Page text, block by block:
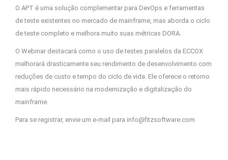
O APT é uma solução complementar para DevOps e ferramentas
de teste existentes no mercado de mainframe, mas aborda o ciclo
de teste completo e melhora muito suas métricas DORA.
O Webinar destacará como o uso de testes paralelos da ECCOX
melhorará drasticamente seu rendimento de desenvolvimento com
reduções de custo e tempo do ciclo de vida. Ele oferece o retorno
mais rápido necessário na modernização e digitalização do
mainframe.
Para se registrar, envie um e-mail para info@fitzsoftware.com